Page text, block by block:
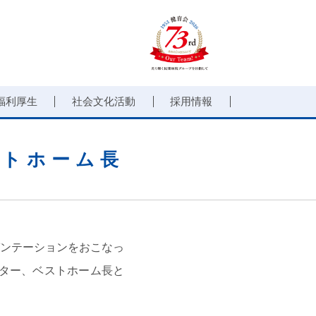
利厚生 社会文化活動 採用情報
ホーム長
テーションをおこなっ
ー、ベストホーム長と